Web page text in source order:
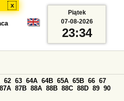
x
62 63 64A 64B 65A 65B 66 67
87A 87B 88A 88B 88C 88D 89 90
Piątek
07-08-2026
23:34